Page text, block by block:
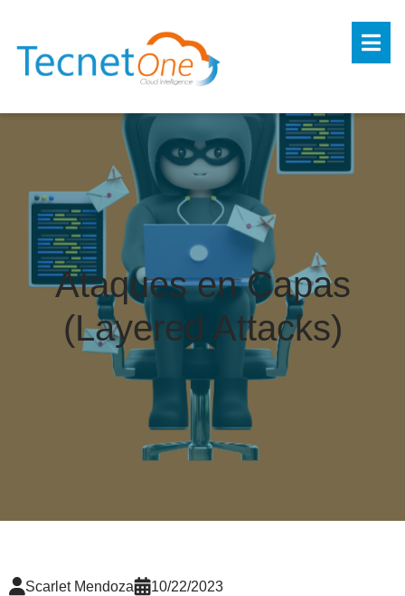
Ataques en Capas
(Layered Attacks)
Scarlet Mendoza
10/22/2023